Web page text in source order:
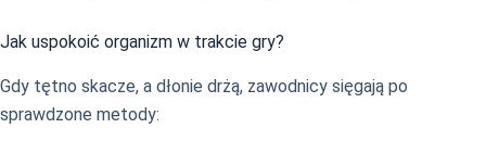
Jak uspokoić organizm w trakcie gry?
Gdy tętno skacze, a dłonie drżą, zawodnicy sięgają po
sprawdzone metody: